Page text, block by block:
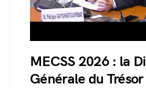
MECSS 2026 : la
Générale du